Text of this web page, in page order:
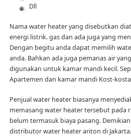
Dll
Nama water heater yang disebutkan
energi listrik. gas dan ada juga yang
Dengan begitu anda dapat memilih
anda. Bahkan ada juga pemanas air
digunakan untuk kamar mandi kecil.
Apartemen dan kamar mandi Kost-
Penjual water heater biasanya
memasang water heater tersebut pada
belum termasuk biaya pasang.
distributor water heater ariton di Jakarta.